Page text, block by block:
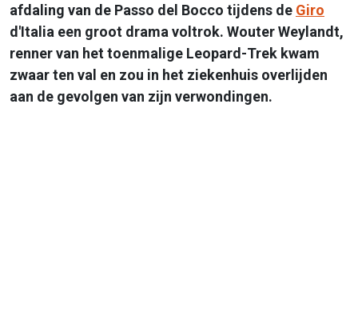
afdaling van de Passo del Bocco tijdens de Giro
d'Italia een groot drama voltrok. Wouter Weylandt,
renner van het toenmalige Leopard-Trek kwam
zwaar ten val en zou in het ziekenhuis overlijden
aan de gevolgen van zijn verwondingen.